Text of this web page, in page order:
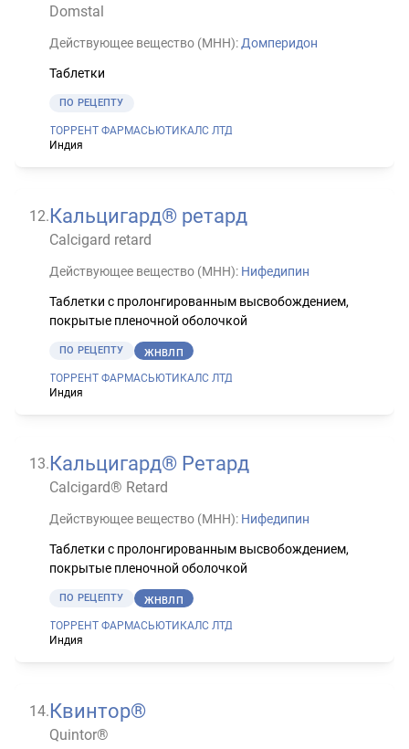
Domstal
Действующее вещество (МНН): Домперидон
Таблетки
ПО РЕЦЕПТУ
ТОРРЕНТ ФАРМАСЬЮТИКАЛС ЛТД
Индия
12.Кальцигард® ретард
Calcigard retard
Действующее вещество (МНН): Нифедипин
Таблетки с пролонгированным высвобождением,
покрытые пленочной оболочкой
ПО РЕЦЕПТУ ЖНВЛП
ТОРРЕНТ ФАРМАСЬЮТИКАЛС ЛТД
Индия
13.Кальцигард® Ретард
Calcigard® Retard
Действующее вещество (МНН): Нифедипин
Таблетки с пролонгированным высвобождением,
покрытые пленочной оболочкой
ПО РЕЦЕПТУ ЖНВЛП
ТОРРЕНТ ФАРМАСЬЮТИКАЛС ЛТД
Индия
14.Квинтор®
Quintor®